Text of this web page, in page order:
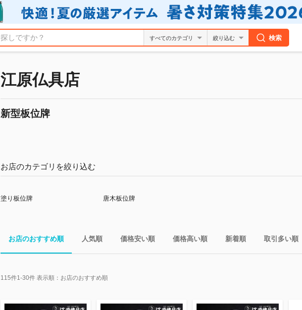
絞り込む 検索
江原仏具店
新型板位牌
お店のカテゴリを絞り込む
塗り板位牌 唐木板位牌
お店のおすすめ順 人気順 価格安い順 価格高い順 新着順 取引多い順
115件1-30件 表示順： お店のおすすめ順